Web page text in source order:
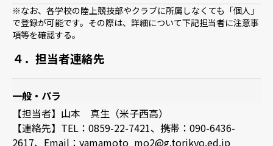
※なお、各学校の陸上競技部やクラブに所属しなくても「個人」
で登録が可能です。その際は、詳細について下記担当者に注意事
項等を確認する。
４．担当者連絡先
一般・パラ
【担当者】山本 真生（米子西高）
【連絡先】TEL：0859-22-7421、携帯：090-6436-
2617、Email：yamamoto_mo2@g.torikyo.ed.jp